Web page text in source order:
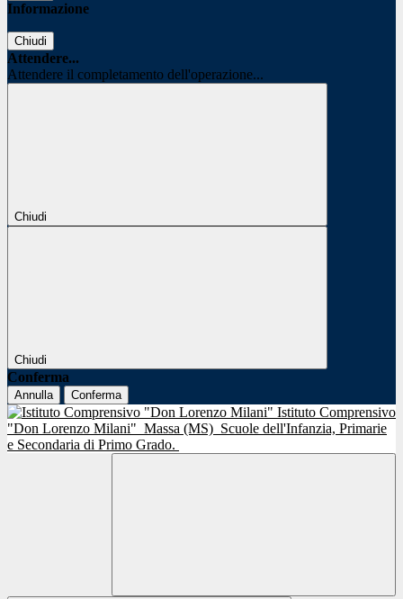
Informazione
Chiudi
Attendere...
Attendere il completamento dell'operazione...
Chiudi
Chiudi
Conferma
Annulla Conferma
Istituto Comprensivo
"Don Lorenzo Milani" Massa (MS) Scuole dell'Infanzia, Primarie
e Secondaria di Primo Grado.